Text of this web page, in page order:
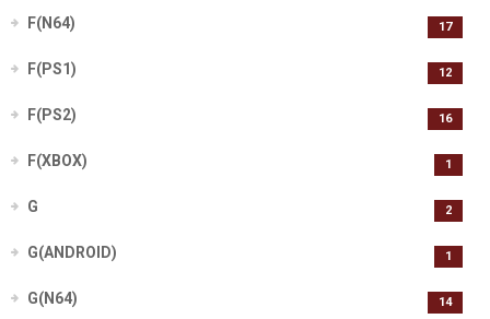
F(N64) 17
F(PS1) 12
F(PS2) 16
F(XBOX) 1
G 2
G(ANDROID) 1
G(N64) 14